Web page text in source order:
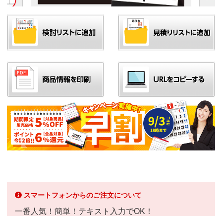
スマートフォンからのご注文について
一番人気！簡単！テキスト入力でOK！